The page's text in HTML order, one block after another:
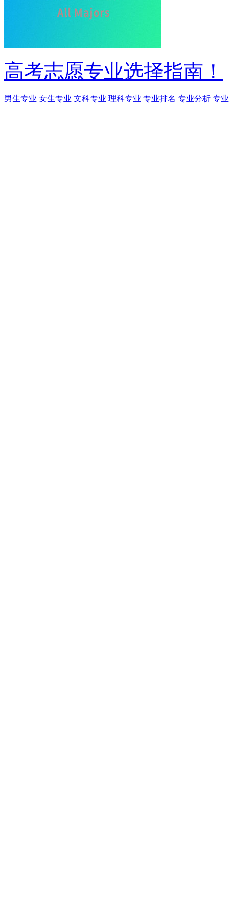
高考志愿专业选择指南！
男生专业 女生专业 文科专业 理科专业 专业排名 专业分析 专